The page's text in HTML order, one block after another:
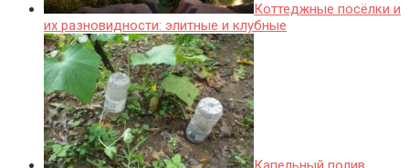
Коттеджные посёлки и
их разновидности: элитные и клубные